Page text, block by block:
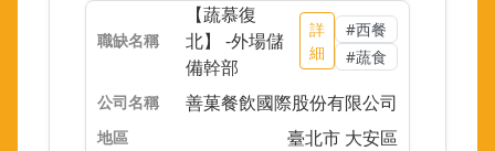
【蔬慕復
北】 -外場儲
備幹部
詳
細
#西餐
#蔬食
善菓餐飲國際股份有限公司
臺北市 大安區